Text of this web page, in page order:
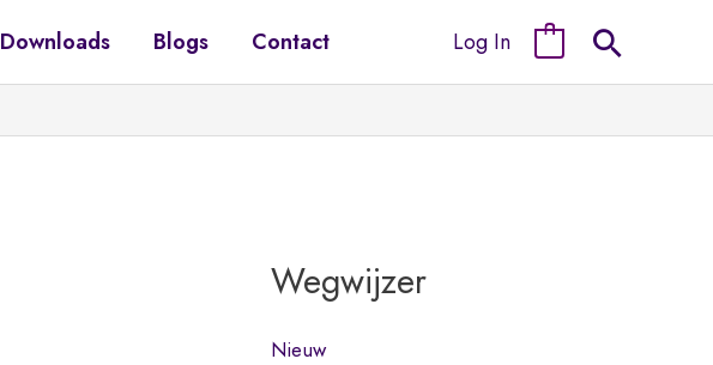
Downloads Blogs Contact Log In
Wegwijzer
Nieuw